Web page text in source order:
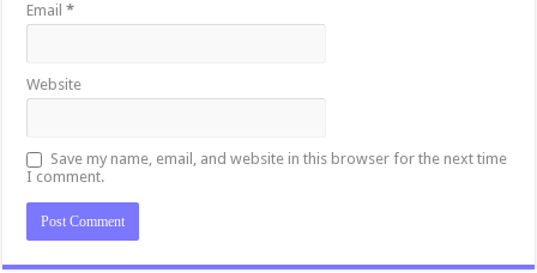
Email*
Website
Save my name, email, and website in this browser for the next time
I comment.